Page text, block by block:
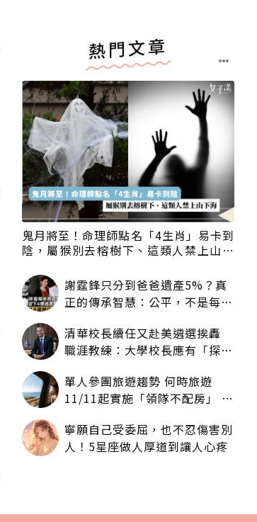
熱門文章
鬼月將至！命理師點名「4生肖」易卡到
陰，屬猴別去榕樹下、這類人禁上山下
謝霆鋒只分到爸爸遺產5%？真
正的傳承智慧：公平，不是每個
清華校長續任又赴美遴選挨轟
職涯教練：大學校長應有「探
單人參團旅遊趨勢 何時旅遊
11/11起實施「領隊不配房」 落
寧願自己受委屈，也不忍傷害別
人！5星座做人厚道到讓人心疼